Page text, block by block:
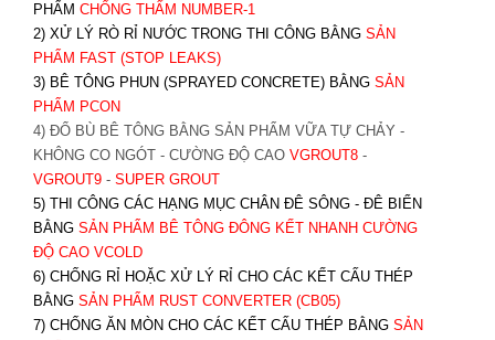
PHẨM CHỐNG THẤM NUMBER-1
2) XỬ LÝ RÒ RỈ NƯỚC TRONG THI CÔNG BẰNG SẢN
PHẨM FAST (STOP LEAKS)
3) BÊ TÔNG PHUN (SPRAYED CONCRETE) BẰNG SẢN
PHẨM PCON
4) ĐỔ BÙ BÊ TÔNG BẰNG SẢN PHẨM VỮA TỰ CHẢY -
KHÔNG CO NGÓT - CƯỜNG ĐỘ CAO VGROUT8-
VGROUT9- SUPER GROUT
5) THI CÔNG CÁC HẠNG MỤC CHÂN ĐÊ SÔNG - ĐÊ BIỂN
BẰNG SẢN PHẨM BÊ TÔNG ĐÔNG KẾT NHANH CƯỜNG
ĐỘ CAO VCOLD
6) CHỐNG RỈ HOẶC XỬ LÝ RỈ CHO CÁC KẾT CẤU THÉP
BẰNG SẢN PHẨM RUST CONVERTER (CB05)
7) CHỐNG ĂN MÒN CHO CÁC KẾT CẤU THÉP BẰNG SẢN